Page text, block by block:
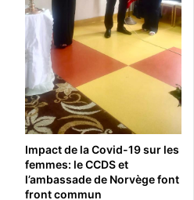
Impact de la Covid-19 sur les
femmes: le CCDS et
l’ambassade de Norvège font
front commun